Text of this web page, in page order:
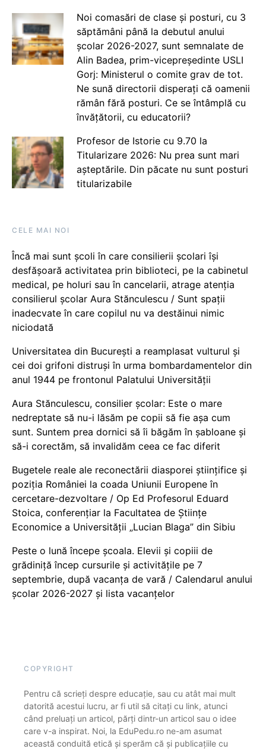
Noi comasări de clase și posturi, cu 3
săptămâni până la debutul anului
școlar 2026-2027, sunt semnalate de
Alin Badea, prim-vicepreședinte USLI
Gorj: Ministerul o comite grav de tot.
Ne sună directorii disperați că oamenii
rămân fără posturi. Ce se întâmplă cu
învățătorii, cu educatorii?
Profesor de Istorie cu 9.70 la
Titularizare 2026: Nu prea sunt mari
așteptările. Din păcate nu sunt posturi
titularizabile
CELE MAI NOI
Încă mai sunt școli în care consilierii școlari își
desfășoară activitatea prin biblioteci, pe la cabinetul
medical, pe holuri sau în cancelarii, atrage atenția
consilierul școlar Aura Stănculescu / Sunt spații
inadecvate în care copilul nu va destăinui nimic
niciodată
Universitatea din București a reamplasat vulturul și
cei doi grifoni distruși în urma bombardamentelor din
anul 1944 pe frontonul Palatului Universității
Aura Stănculescu, consilier școlar: Este o mare
nedreptate să nu-i lăsăm pe copii să fie așa cum
sunt. Suntem prea dornici să îi băgăm în șabloane și
să-i corectăm, să invalidăm ceea ce fac diferit
Bugetele reale ale reconectării diasporei științifice și
poziția României la coada Uniunii Europene în
cercetare-dezvoltare / Op Ed Profesorul Eduard
Stoica, conferențiar la Facultatea de Științe
Economice a Universității „Lucian Blaga” din Sibiu
Peste o lună începe școala. Elevii și copiii de
grădiniță încep cursurile și activitățile pe 7
septembrie, după vacanța de vară / Calendarul anului
școlar 2026-2027 și lista vacanțelor
COPYRIGHT
Pentru că scrieți despre educație, sau cu atât mai mult
datorită acestui lucru, ar fi util să citați cu link, atunci
când preluați un articol, părți dintr-un articol sau o idee
care v-a inspirat. Noi, la EduPedu.ro ne-am asumat
această conduită etică și sperăm că și publicațiile cu